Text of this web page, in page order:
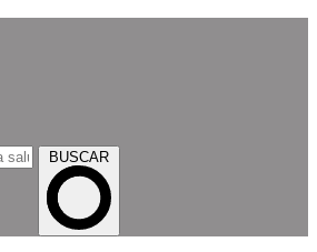
BUSCAR